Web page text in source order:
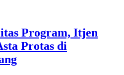
Program, Itjen
Protas di